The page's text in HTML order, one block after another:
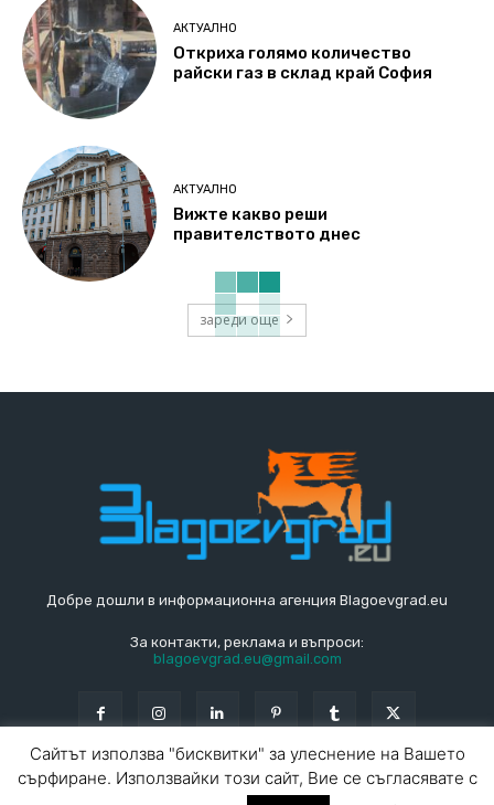
АКТУАЛНО
Откриха голямо количество
райски газ в склад край София
АКТУАЛНО
Вижте какво реши
правителството днес
зареди още
Добре дошли в информационна агенция Blagoevgrad.eu
За контакти, реклама и въпроси:
blagoevgrad.eu@gmail.com
Сайтът използва "бисквитки" за улеснение на Вашето
сърфиране. Използвайки този сайт, Вие се съгласявате с